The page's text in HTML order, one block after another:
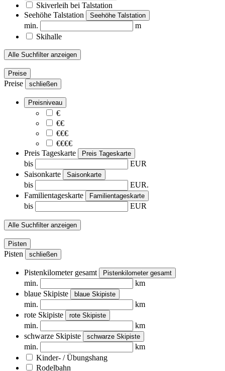
Skiverleih bei Talstation
Seehöhe Talstation
Seehöhe Talstation
min.
m
Skihalle
Alle Suchfilter anzeigen
Preise
Preise schließen
Preisniveau
€
€€
€€€
€€€€
Preis Tageskarte
Preis Tageskarte
bis
EUR
Saisonkarte
Saisonkarte
bis
EUR.
Familientageskarte
Familientageskarte
bis EUR
Alle Suchfilter anzeigen
Pisten
Pisten schließen
Pistenkilometer gesamt Pistenkilometer gesamt
min.
km
blaue Skipiste
blaue Skipiste
min.
km
rote Skipiste
rote Skipiste
min.
km
schwarze Skipiste
schwarze Skipiste
min.
km
Kinder- / Übungshang
Rodelbahn